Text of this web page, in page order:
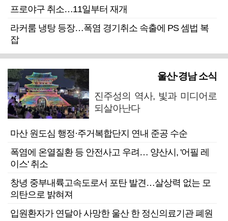
프로야구 취소…11일부터 재개
라커룸 냉탕 등장…폭염 경기취소 속출에 PS 셈법 복
잡
울산·경남 소식
진주성의 역사, 빛과 미디어로
되살아난다
마산 원도심 행정·주거복합단지 연내 준공 수순
폭염에 온열질환 등 안전사고 우려… 양산시, '어필 레
이스' 취소
창녕 중부내륙고속도로서 포탄 발견…살상력 없는 모
의탄으로 밝혀져
입원환자가 연달아 사망한 울산 한 정신의료기관 폐원